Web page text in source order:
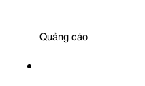
Quảng cáo